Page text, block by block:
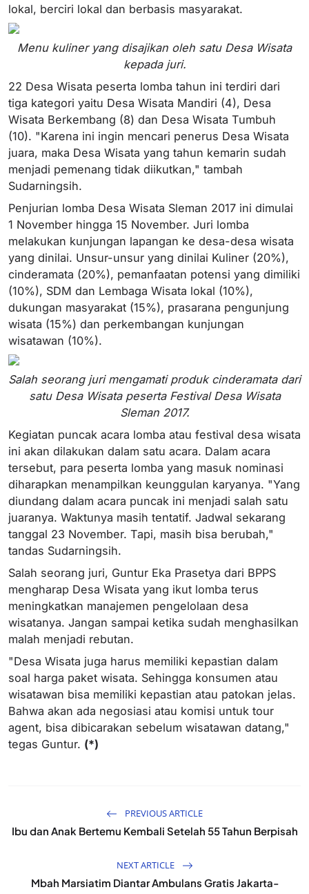
lokal, berciri lokal dan berbasis masyarakat.
Menu kuliner yang disajikan oleh satu Desa Wisata
kepada juri.
22 Desa Wisata peserta lomba tahun ini terdiri dari
tiga kategori yaitu Desa Wisata Mandiri (4), Desa
Wisata Berkembang (8) dan Desa Wisata Tumbuh
(10). "Karena ini ingin mencari penerus Desa Wisata
juara, maka Desa Wisata yang tahun kemarin sudah
menjadi pemenang tidak diikutkan," tambah
Sudarningsih.
Penjurian lomba Desa Wisata Sleman 2017 ini dimulai
1 November hingga 15 November. Juri lomba
melakukan kunjungan lapangan ke desa-desa wisata
yang dinilai. Unsur-unsur yang dinilai Kuliner (20%),
cinderamata (20%), pemanfaatan potensi yang dimiliki
(10%), SDM dan Lembaga Wisata lokal (10%),
dukungan masyarakat (15%), prasarana pengunjung
wisata (15%) dan perkembangan kunjungan
wisatawan (10%).
Salah seorang juri mengamati produk cinderamata dari
satu Desa Wisata peserta Festival Desa Wisata
Sleman 2017.
Kegiatan puncak acara lomba atau festival desa wisata
ini akan dilakukan dalam satu acara. Dalam acara
tersebut, para peserta lomba yang masuk nominasi
diharapkan menampilkan keunggulan karyanya. "Yang
diundang dalam acara puncak ini menjadi salah satu
juaranya. Waktunya masih tentatif. Jadwal sekarang
tanggal 23 November. Tapi, masih bisa berubah,"
tandas Sudarningsih.
Salah seorang juri, Guntur Eka Prasetya dari BPPS
mengharap Desa Wisata yang ikut lomba terus
meningkatkan manajemen pengelolaan desa
wisatanya. Jangan sampai ketika sudah menghasilkan
malah menjadi rebutan.
"Desa Wisata juga harus memiliki kepastian dalam
soal harga paket wisata. Sehingga konsumen atau
wisatawan bisa memiliki kepastian atau patokan jelas.
Bahwa akan ada negosiasi atau komisi untuk tour
agent, bisa dibicarakan sebelum wisatawan datang,"
tegas Guntur. (*)
PREVIOUS ARTICLE
Ibu dan Anak Bertemu Kembali Setelah 55 Tahun Berpisah
NEXT ARTICLE
Mbah Marsiatim Diantar Ambulans Gratis Jakarta-